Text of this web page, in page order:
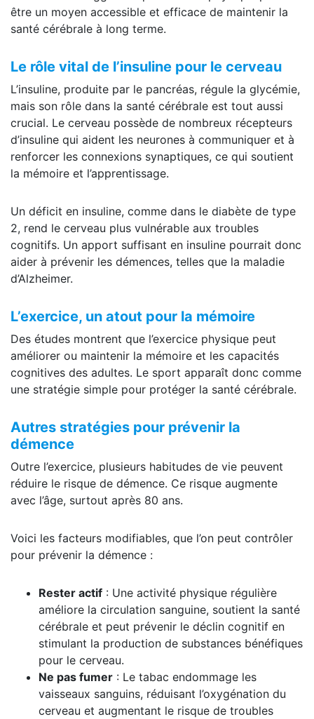
être un moyen accessible et efficace de maintenir la
santé cérébrale à long terme.
Le rôle vital de l’insuline pour le cerveau
L’insuline, produite par le pancréas, régule la glycémie,
mais son rôle dans la santé cérébrale est tout aussi
crucial. Le cerveau possède de nombreux récepteurs
d’insuline qui aident les neurones à communiquer et à
renforcer les connexions synaptiques, ce qui soutient
la mémoire et l’apprentissage.
Un déficit en insuline, comme dans le diabète de type
2, rend le cerveau plus vulnérable aux troubles
cognitifs. Un apport suffisant en insuline pourrait donc
aider à prévenir les démences, telles que la maladie
d’Alzheimer.
L’exercice, un atout pour la mémoire
Des études montrent que l’exercice physique peut
améliorer ou maintenir la mémoire et les capacités
cognitives des adultes. Le sport apparaît donc comme
une stratégie simple pour protéger la santé cérébrale.
Autres stratégies pour prévenir la
démence
Outre l’exercice, plusieurs habitudes de vie peuvent
réduire le risque de démence. Ce risque augmente
avec l’âge, surtout après 80 ans.
Voici les facteurs modifiables, que l’on peut contrôler
pour prévenir la démence :
Rester actif : Une activité physique régulière
améliore la circulation sanguine, soutient la santé
cérébrale et peut prévenir le déclin cognitif en
stimulant la production de substances bénéfiques
pour le cerveau.
Ne pas fumer : Le tabac endommage les
vaisseaux sanguins, réduisant l’oxygénation du
cerveau et augmentant le risque de troubles